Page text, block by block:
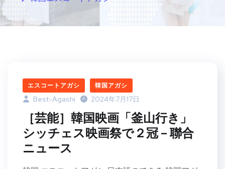
エスコートアガシ 韓国アガシ
Best-Agashi 2024年7月17日
［芸能］韓国映画「釜山行き」
シッチェス映画祭で２冠 – 聯合
ニュース